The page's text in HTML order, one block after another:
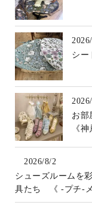
シー
お部
《
2026/8/2
シューズルームを
具たち 《 -プチ-メ